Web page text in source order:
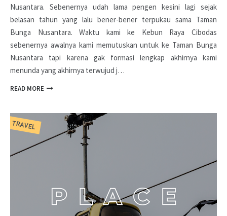
Nusantara. Sebenernya udah lama pengen kesini lagi sejak
belasan tahun yang lalu bener-bener terpukau sama Taman
Bunga Nusantara. Waktu kami ke Kebun Raya Cibodas
sebenernya awalnya kami memutuskan untuk ke Taman Bunga
Nusantara tapi karena gak formasi lengkap akhirnya kami
menunda yang akhirnya terwujud j…
READ MORE
TRAVEL